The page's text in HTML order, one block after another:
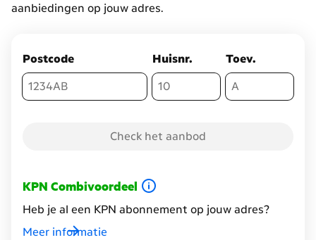
aanbiedingen op jouw adres.
Postcode Huisnr. Toev.
Check het aanbod
KPN Combivoordeel
Heb je al een KPN abonnement op jouw adres?
Meer informatie